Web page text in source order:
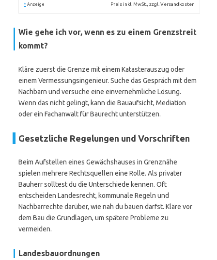
* Anzeige Preis inkl. MwSt., zzgl. Versandkosten
Wie gehe ich vor, wenn es zu einem Grenzstreit
kommt?
Kläre zuerst die Grenze mit einem Katasterauszug oder
einem Vermessungsingenieur. Suche das Gespräch mit dem
Nachbarn und versuche eine einvernehmliche Lösung.
Wenn das nicht gelingt, kann die Bauaufsicht, Mediation
oder ein Fachanwalt für Baurecht unterstützen.
Gesetzliche Regelungen und Vorschriften
Beim Aufstellen eines Gewächshauses in Grenznähe
spielen mehrere Rechtsquellen eine Rolle. Als privater
Bauherr solltest du die Unterschiede kennen. Oft
entscheiden Landesrecht, kommunale Regeln und
Nachbarrechte darüber, wie nah du bauen darfst. Kläre vor
dem Bau die Grundlagen, um spätere Probleme zu
vermeiden.
Landesbauordnungen